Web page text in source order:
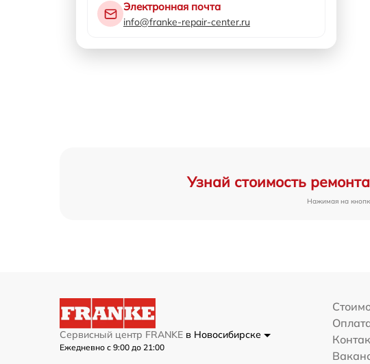
Электронная почта
info@franke-repair-center.ru
Узнай стоимость
Нажимая на
Сервисный центр FRANKE в Новосибирске
Ежедневно с 9:00 до 21:00